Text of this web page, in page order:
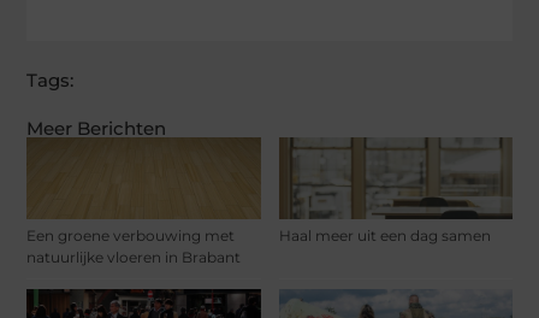
Meer Berichten
Een groene verbouwing met
natuurlijke vloeren in Brabant
Haal meer uit een dag samen
Tags: